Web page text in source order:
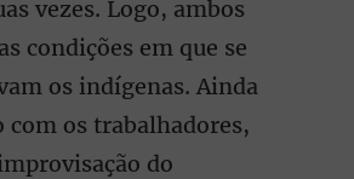
vezes. Logo, ambos
condições em que se
os indígenas. Ainda
com os trabalhadores,
do